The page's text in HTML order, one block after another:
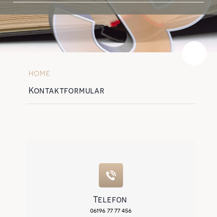
HOME
Kontaktformular
Telefon
06196 77 77 456